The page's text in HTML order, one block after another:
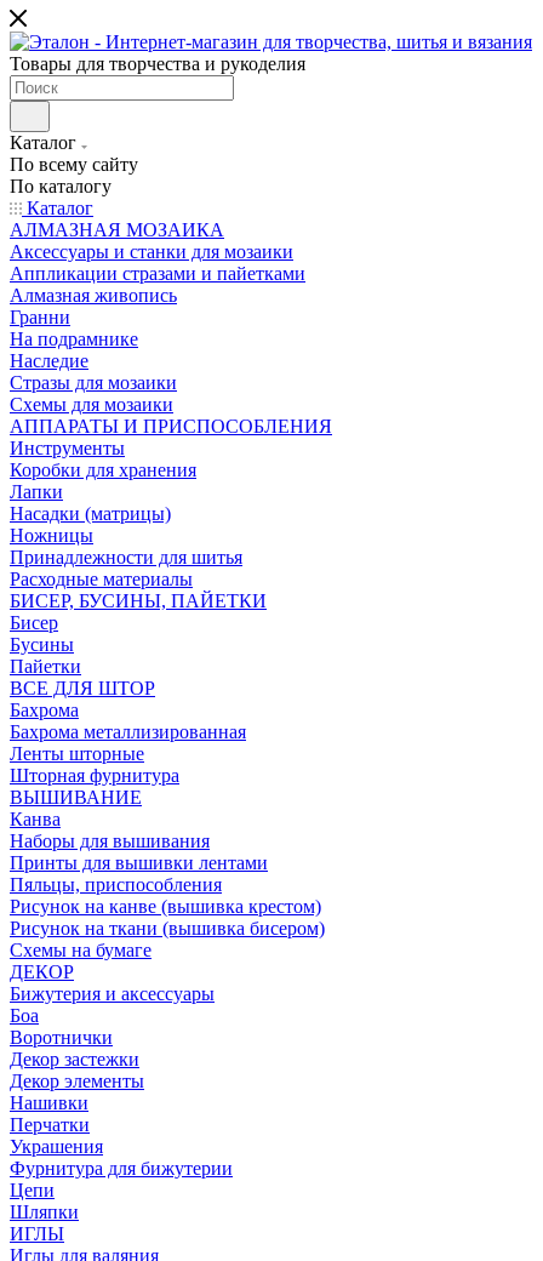
Товары для творчества и рукоделия
Каталог
По всему сайту
По каталогу
Каталог
АЛМАЗНАЯ МОЗАИКА
Аксессуары и станки для мозаики
Аппликации стразами и пайетками
Алмазная живопись
Гранни
На подрамнике
Наследие
Стразы для мозаики
Схемы для мозаики
АППАРАТЫ И ПРИСПОСОБЛЕНИЯ
Инструменты
Коробки для хранения
Лапки
Насадки (матрицы)
Ножницы
Принадлежности для шитья
Расходные материалы
БИСЕР, БУСИНЫ, ПАЙЕТКИ
Бисер
Бусины
Пайетки
ВСЕ ДЛЯ ШТОР
Бахрома
Бахрома металлизированная
Ленты шторные
Шторная фурнитура
ВЫШИВАНИЕ
Канва
Наборы для вышивания
Принты для вышивки лентами
Пяльцы, приспособления
Рисунок на канве (вышивка крестом)
Рисунок на ткани (вышивка бисером)
Схемы на бумаге
ДЕКОР
Бижутерия и аксессуары
Боа
Воротнички
Декор застежки
Декор элементы
Нашивки
Перчатки
Украшения
Фурнитура для бижутерии
Цепи
Шляпки
ИГЛЫ
Иглы для валяния